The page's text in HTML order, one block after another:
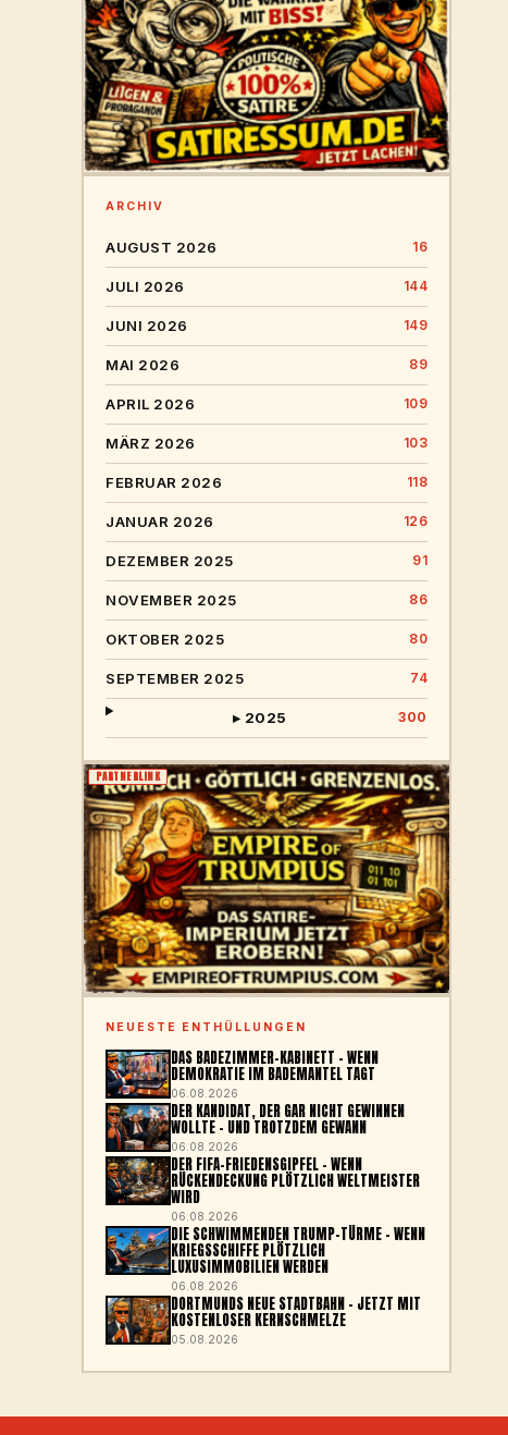
ARCHIV
AUGUST 2026 16
JULI 2026 144
JUNI 2026 149
MAI 2026 89
APRIL 2026 109
MÄRZ 2026 103
FEBRUAR 2026 118
JANUAR 2026 126
DEZEMBER 2025 91
NOVEMBER 2025 86
OKTOBER 2025 80
SEPTEMBER 2025 74
▸ 2025 300
PARTNERLINK
NEUESTE ENTHÜLLUNGEN
DAS BADEZIMMER-KABINETT – WENN
DEMOKRATIE IM BADEMANTEL TAGT
06.08.2026
DER KANDIDAT, DER GAR NICHT GEWINNEN
WOLLTE – UND TROTZDEM GEWANN
06.08.2026
DER FIFA-FRIEDENSGIPFEL – WENN
RÜCKENDECKUNG PLÖTZLICH WELTMEISTER
WIRD
06.08.2026
DIE SCHWIMMENDEN TRUMP-TÜRME – WENN
KRIEGSSCHIFFE PLÖTZLICH
LUXUSIMMOBILIEN WERDEN
06.08.2026
DORTMUNDS NEUE STADTBAHN – JETZT MIT
KOSTENLOSER KERNSCHMELZE
05.08.2026